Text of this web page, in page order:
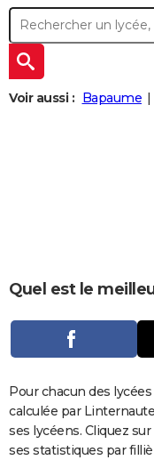
BRICOLAGE
Forum
Aménagement intérieur
Extérieur
Cuisine
Salle de bains
Jardinage
Rangement
+WEEK-END
Guides de France
Escapades
Patrimoine
Expositions
Musées
Week-end nature
+
LIFESTYLE
CARTE DE VOEUX
Carte de Noël
Carte Bonne année
Carte Saint-Valentin
Carte Pâques
Carte d'anniversaire
DICTIONNAIRE
COPAINS D'AVANT
S'inscrire
Se connecter
Lycées
Collèges
Primaires
Universités
Entreprises
Service militaire
Avis de recherche
AVIS DE DÉCÈS
Voir aussi : Bapaume
Quel est le
Pour chacun des
calculée par
ses lycéens. Cliquez
ses statistiques par